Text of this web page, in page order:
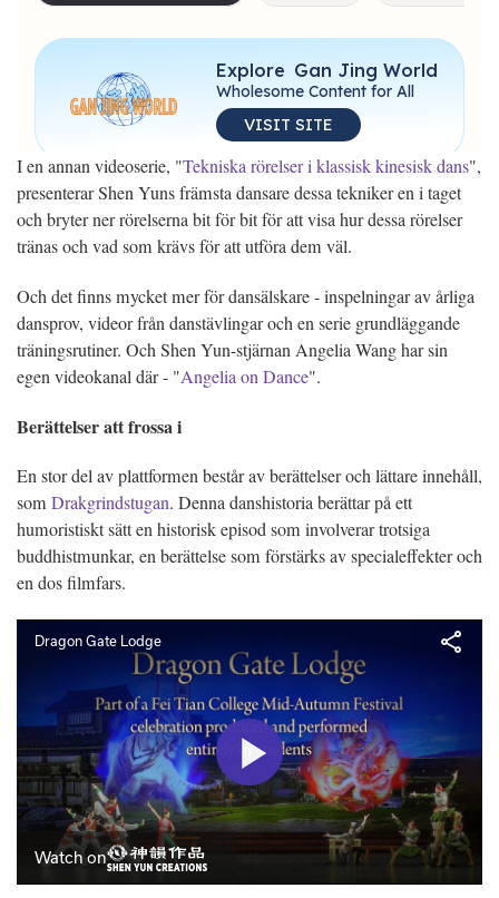
I en annan videoserie, "Tekniska rörelser i klassisk kinesisk dans",
presenterar Shen Yuns främsta dansare dessa tekniker en i taget
och bryter ner rörelserna bit för bit för att visa hur dessa rörelser
tränas och vad som krävs för att utföra dem väl.
Och det finns mycket mer för dansälskare - inspelningar av årliga
dansprov, videor från danstävlingar och en serie grundläggande
träningsrutiner. Och Shen Yun-stjärnan Angelia Wang har sin
egen videokanal där - "Angelia on Dance".
Berättelser att frossa i
En stor del av plattformen består av berättelser och lättare innehåll,
somDrakgrindstugan. Denna danshistoria berättar på ett
humoristiskt sätt en historisk episod som involverar trotsiga
buddhistmunkar, en berättelse som förstärks av specialeffekter och
en dos filmfars.